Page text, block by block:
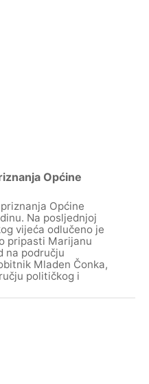
Općine
Općine
Na posljednjoj
vijeća odlučeno je
pripasti Marijanu
na području
Mladen Čonka,
političkog i